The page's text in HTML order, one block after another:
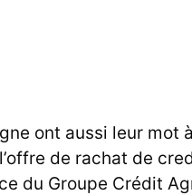
ont aussi leur mot
de rachat de
du Groupe Crédit